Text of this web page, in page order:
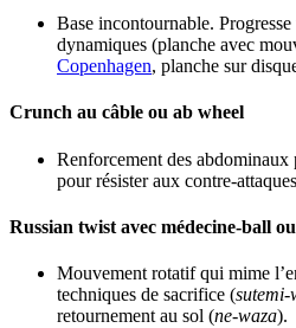
Base incontournable.
dynamiques (planche avec
Copenhagen, planche sur
Crunch au câble ou ab wheel
Renforcement des
pour résister aux contre-
Russian twist avec médecine-ball
Mouvement rotatif qui mime
techniques de sacrifice (sutemi-
retournement au sol (ne-waza).